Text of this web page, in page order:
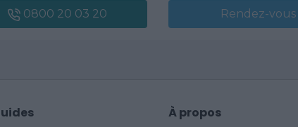
0800 20 03 20 Rendez-vous
À propos